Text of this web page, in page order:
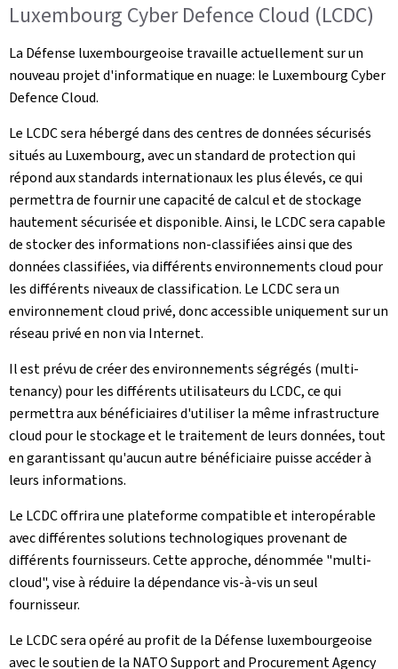
Luxembourg Cyber Defence Cloud (LCDC)
La Défense luxembourgeoise travaille actuellement sur un
nouveau projet d'informatique en nuage: le Luxembourg Cyber
Defence Cloud.
Le LCDC sera hébergé dans des centres de données sécurisés
situés au Luxembourg, avec un standard de protection qui
répond aux standards internationaux les plus élevés, ce qui
permettra de fournir une capacité de calcul et de stockage
hautement sécurisée et disponible. Ainsi, le LCDC sera capable
de stocker des informations non-classifiées ainsi que des
données classifiées, via différents environnements cloud pour
les différents niveaux de classification. Le LCDC sera un
environnement cloud privé, donc accessible uniquement sur un
réseau privé en non via Internet.
Il est prévu de créer des environnements ségrégés (multi-
tenancy) pour les différents utilisateurs du LCDC, ce qui
permettra aux bénéficiaires d'utiliser la même infrastructure
cloud pour le stockage et le traitement de leurs données, tout
en garantissant qu'aucun autre bénéficiaire puisse accéder à
leurs informations.
Le LCDC offrira une plateforme compatible et interopérable
avec différentes solutions technologiques provenant de
différents fournisseurs. Cette approche, dénommée "multi-
cloud", vise à réduire la dépendance vis-à-vis un seul
fournisseur.
Le LCDC sera opéré au profit de la Défense luxembourgeoise
avec le soutien de la NATO Support and Procurement Agency